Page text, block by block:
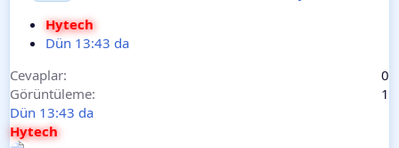
Hytech
Dün 13:43 da
Cevaplar
0
Görüntüleme
1
Dün 13:43 da
Hytech